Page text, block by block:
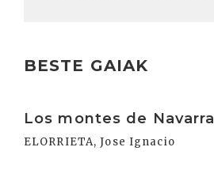
BESTE GAIAK
Los montes de Navarra
ELORRIETA, Jose Ignacio